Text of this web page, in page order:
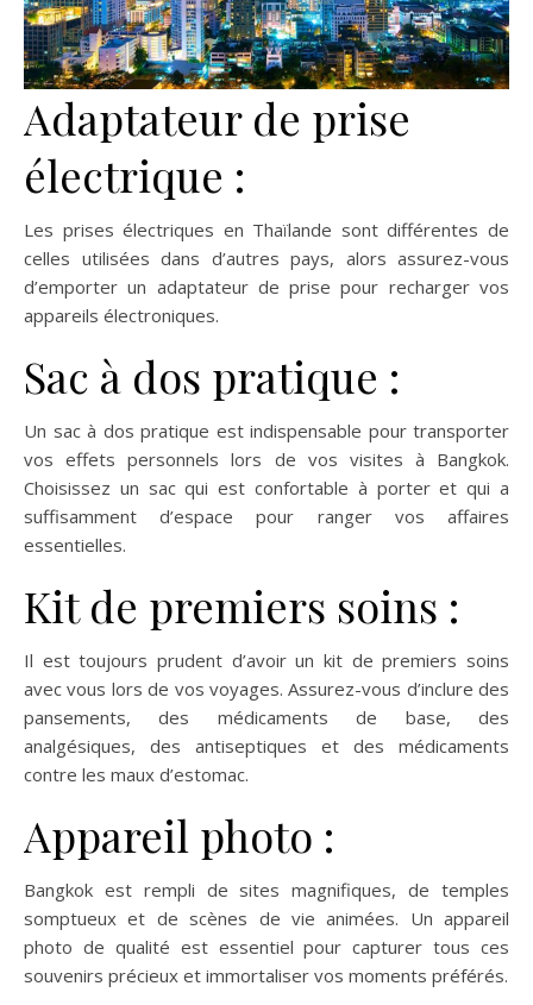
Adaptateur de prise
électrique :
Les prises électriques en Thaïlande sont différentes de
celles utilisées dans d’autres pays, alors assurez-vous
d’emporter un adaptateur de prise pour recharger vos
appareils électroniques.
Sac à dos pratique :
Un sac à dos pratique est indispensable pour transporter
vos effets personnels lors de vos visites à Bangkok.
Choisissez un sac qui est confortable à porter et qui a
suffisamment d’espace pour ranger vos affaires
essentielles.
Kit de premiers soins :
Il est toujours prudent d’avoir un kit de premiers soins
avec vous lors de vos voyages. Assurez-vous d’inclure des
pansements, des médicaments de base, des
analgésiques, des antiseptiques et des médicaments
contre les maux d’estomac.
Appareil photo :
Bangkok est rempli de sites magnifiques, de temples
somptueux et de scènes de vie animées. Un appareil
photo de qualité est essentiel pour capturer tous ces
souvenirs précieux et immortaliser vos moments préférés.